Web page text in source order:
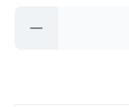
⭐【新月塢溫泉會
✅大眾池需著泳裝
元(需自備瓦斯罐)
🔹為響應環保，園